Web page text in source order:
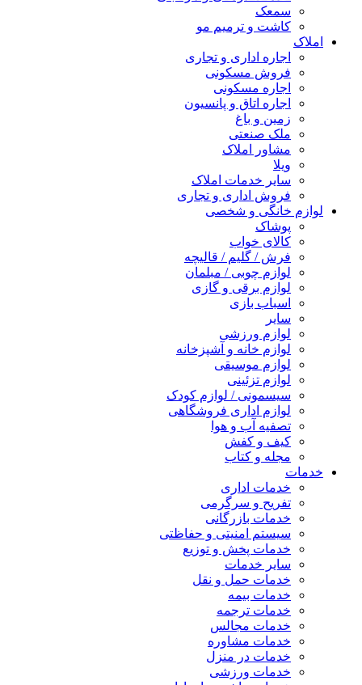
سمعک
کاشت و ترمیم مو
املاک
اجاره اداری و تجاری
فروش مسکونی
اجاره مسکونی
اجاره اتاق و پانسیون
زمین و باغ
ملک صنعتی
مشاور املاک
ویلا
سایر خدمات املاک
فروش اداری و تجاری
لوازم خانگی و شخصی
پوشاک
کالای خواب
فرش / گلیم / قالیچه
لوازم چوبی / مبلمان
لوازم برقی و گازی
اسباب بازی
سایر
لوازم ورزشی
لوازم خانه و آشپزخانه
لوازم موسیقی
لوازم تزئینی
سیسمونی / لوازم کودک
لوازم اداری فروشگاهی
تصفیه آب و هوا
کیف و کفش
مجله و کتاب
خدمات
خدمات اداری
تفریح و سرگرمی
خدمات بازرگانی
سیستم امنیتی و حفاظتی
خدمات پخش و توزیع
سایر خدمات
خدمات حمل و نقل
خدمات بیمه
خدمات ترجمه
خدمات مجالس
خدمات مشاوره
خدمات در منزل
خدمات ورزشی